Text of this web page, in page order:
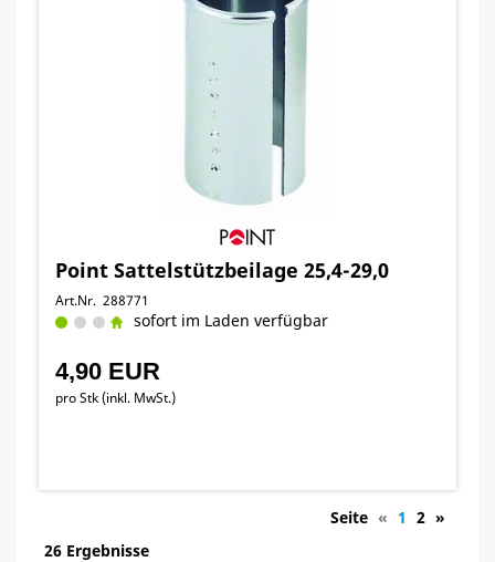
Point Sattelstützbeilage 25,4-29,0
Art.Nr. 288771
sofort im Laden verfügbar
4,90 EUR
pro Stk (inkl. MwSt.)
Seite « 1 2 »
26 Ergebnisse